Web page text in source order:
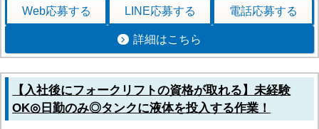
広島県
四国エリア
香川県
高知県
九州エリア
福岡県
佐賀県
Web応募する LINE応募する 電話応募する
詳細はこちら
【入社後にフォークリフトの資格が取れる】未経験
OK◎日勤のみ◎タンクに液体を投入する作業！